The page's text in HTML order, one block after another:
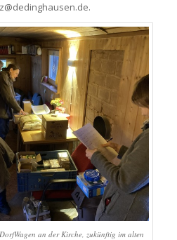
an der Kirche, zukünftig im alten